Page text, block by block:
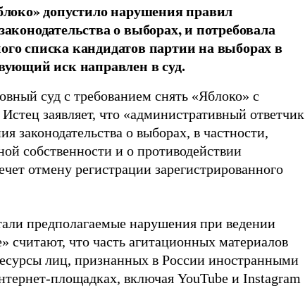
допустило нарушения правил
о выборах, и потребовала
списка кандидатов партии на выборах в
иск направлен в суд.
суд с требованием снять «Яблоко» с
Истец заявляет, что «административный ответчик
законодательства о выборах, в частности,
собственности и о противодействии
отмену регистрации зарегистрированного
предполагаемые нарушения при ведении
что часть агитационных материалов
лиц, признанных в России иностранными
площадках, включая YouTube и Instagram